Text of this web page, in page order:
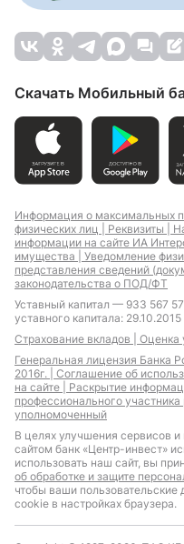
Скачать Мобильный
Информация о максимальных
физических лиц | Реквизиты |
информации на сайте ИА
имущества | Уведомление
представления сведений
законодательства о ПОД/ФТ
Уставный капитал — 933 567
уставного капитала: 29.10.2015
Страхование вкладов | Оценка
Генеральная лицензия Банка
2016г. | Соглашение об
на сайте | Раскрытие
профессионального
уполномоченный
В целях улучшения сервисов
сайтом банк «Центр-инвест»
использовать наш сайт, вы
об обработке и защите
чтобы ваши
cookie в настройках браузера.